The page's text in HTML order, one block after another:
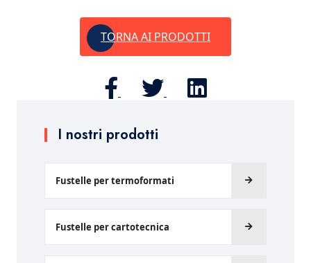
I nostri prodotti
Fustelle per termoformati
Fustelle per cartotecnica
TORNA AI PRODOTTI